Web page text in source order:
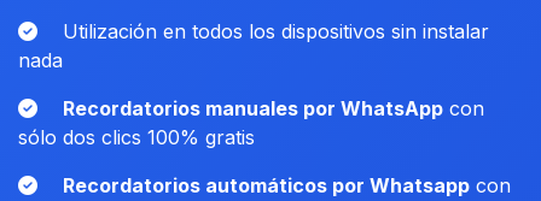
Utilización en todos los dispositivos sin instalar
nada
Recordatorios manuales por WhatsApp con
sólo dos clics 100% gratis
Recordatorios automáticos por Whatsapp con